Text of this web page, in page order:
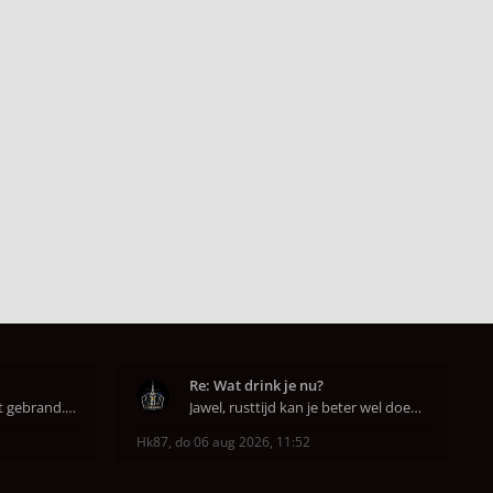
Super dat je zo goed hebt gebrand. Gefeliciteerd!
Re: Wat drink je nu?
Jawel, rusttijd kan je beter wel doen anders smaa
Hk87, do 06 aug 2026, 11:52